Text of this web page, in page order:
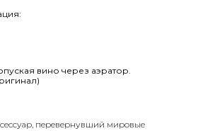
вино через аэратор.
перевернувший мировые